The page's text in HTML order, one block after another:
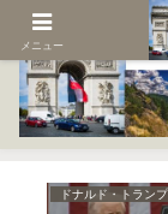
ドナルド・トランプ
メニュー